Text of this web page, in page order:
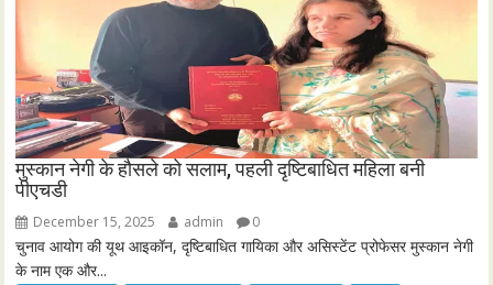
मुस्कान नेगी के हौसले को सलाम, पहली दृष्टिबाधित महिला बनी
पीएचडी
December 15, 2025 admin 0
चुनाव आयोग की यूथ आइकॉन, दृष्टिबाधित गायिका और असिस्टेंट प्रोफेसर मुस्कान नेगी
के नाम एक और...